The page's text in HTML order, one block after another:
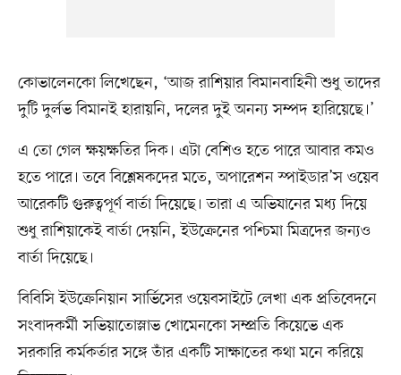
কোভালেনকো লিখেছেন, ‘আজ রাশিয়ার বিমানবাহিনী শুধু তাদের
দুটি দুর্লভ বিমানই হারায়নি, দলের দুই অনন্য সম্পদ হারিয়েছে।’
এ তো গেল ক্ষয়ক্ষতির দিক। এটা বেশিও হতে পারে আবার কমও
হতে পারে। তবে বিশ্লেষকদের মতে, অপারেশন স্পাইডার’স ওয়েব
আরেকটি গুরুত্বপূর্ণ বার্তা দিয়েছে। তারা এ অভিযানের মধ্য দিয়ে
শুধু রাশিয়াকেই বার্তা দেয়নি, ইউক্রেনের পশ্চিমা মিত্রদের জন্যও
বার্তা দিয়েছে।
বিবিসি ইউক্রেনিয়ান সার্ভিসের ওয়েবসাইটে লেখা এক প্রতিবেদনে
সংবাদকর্মী সভিয়াতোস্লাভ খোমেনকো সম্প্রতি কিয়েভে এক
সরকারি কর্মকর্তার সঙ্গে তাঁর একটি সাক্ষাতের কথা মনে করিয়ে